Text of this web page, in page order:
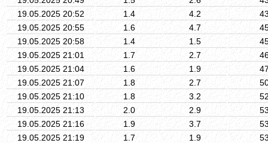
19.05.2025 20:52
1.4 4.2
19.05.2025 20:55
1.6 4.7
19.05.2025 20:58
1.4 1.5
19.05.2025 21:01
1.7 2.7
19.05.2025 21:04
1.6 1.9
19.05.2025 21:07
1.8 2.7
19.05.2025 21:10
1.8 3.2
19.05.2025 21:13
2.0 2.9
19.05.2025 21:16
1.9 3.7
19.05.2025 21:19
1.7 1.9